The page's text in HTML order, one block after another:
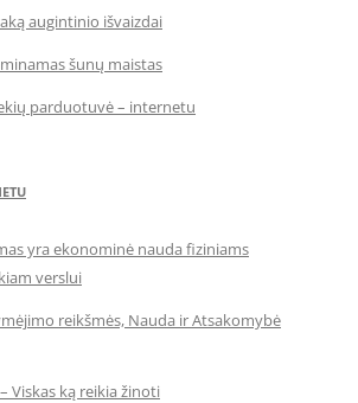
augintinio išvaizdai
šunų maistas
parduotuvė – internetu
yra ekonominė nauda fiziniams
verslui
reikšmės, Nauda ir Atsakomybė
Viskas ką reikia žinoti